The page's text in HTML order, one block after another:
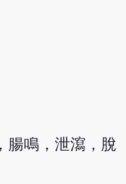
腸鳴，泄瀉，脫